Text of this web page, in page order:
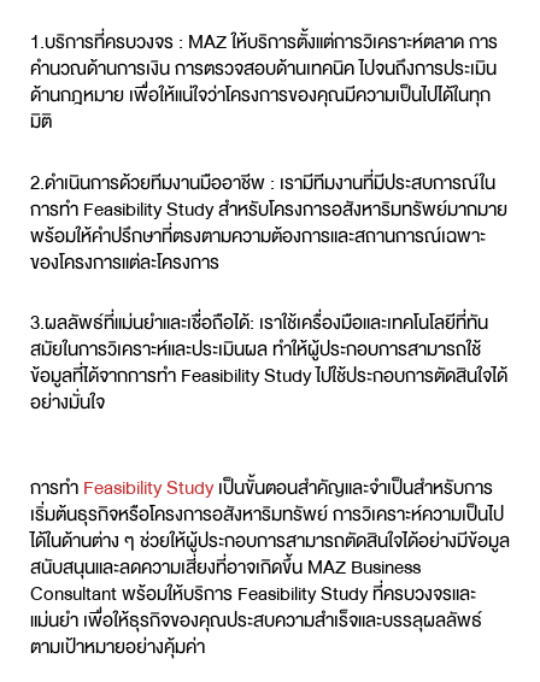
1.บริการที่ครบวงจร : MAZ ให้บริการตั้งแต่การวิเคราะห์ตลาด การ
คำนวณด้านการเงิน การตรวจสอบด้านเทคนิค ไปจนถึงการประเมิน
ด้านกฎหมาย เพื่อให้แน่ใจว่าโครงการของคุณมีความเป็นไปได้ในทุก
มิติ
2.ดำเนินการด้วยทีมงานมืออาชีพ : เรามีทีมงานที่มีประสบการณ์ใน
การทำ Feasibility Study สำหรับโครงการอสังหาริมทรัพย์มากมาย
พร้อมให้คำปรึกษาที่ตรงตามความต้องการและสถานการณ์เฉพาะ
ของโครงการแต่ละโครงการ
3.ผลลัพธ์ที่แม่นยำและเชื่อถือได้: เราใช้เครื่องมือและเทคโนโลยีที่ทัน
สมัยในการวิเคราะห์และประเมินผล ทำให้ผู้ประกอบการสามารถใช้
ข้อมูลที่ได้จากการทำ Feasibility Study ไปใช้ประกอบการตัดสินใจได้
อย่างมั่นใจ
การทำFeasibility Studyเป็นขั้นตอนสำคัญและจำเป็นสำหรับการ
เริ่มต้นธุรกิจหรือโครงการอสังหาริมทรัพย์ การวิเคราะห์ความเป็นไป
ได้ในด้านต่าง ๆ ช่วยให้ผู้ประกอบการสามารถตัดสินใจได้อย่างมีข้อมูล
สนับสนุนและลดความเสี่ยงที่อาจเกิดขึ้น MAZ Business
Consultant พร้อมให้บริการ Feasibility Study ที่ครบวงจรและ
แม่นยำ เพื่อให้ธุรกิจของคุณประสบความสำเร็จและบรรลุผลลัพธ์
ตามเป้าหมายอย่างคุ้มค่า